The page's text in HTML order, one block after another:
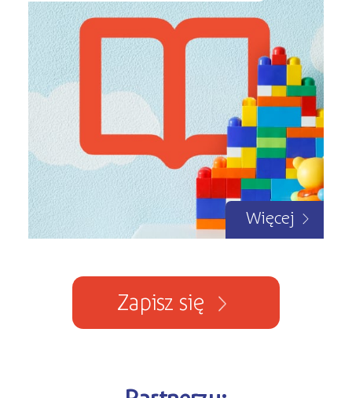
Więcej
Zapisz się